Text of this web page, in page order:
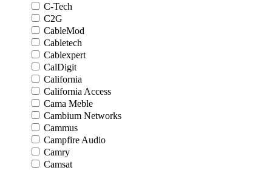
C-Tech
C2G
CableMod
Cabletech
Cablexpert
CalDigit
California
California Access
Cama Meble
Cambium Networks
Cammus
Campfire Audio
Camry
Camsat